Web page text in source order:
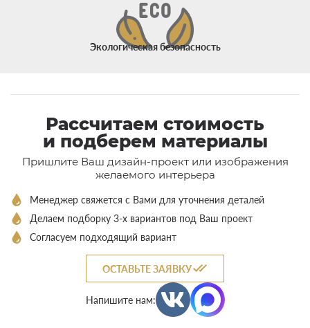
Экологическая безопасность
Рассчитаем стоимость
и подберем материалы
Пришлите Ваш дизайн-проект или изображения
желаемого интерьера
Менеджер свяжется с Вами для уточнения деталей
Делаем подборку 3-х вариантов под Ваш проект
Согласуем подходящий вариант
ОСТАВЬТЕ ЗАЯВКУ
Напишите нам: